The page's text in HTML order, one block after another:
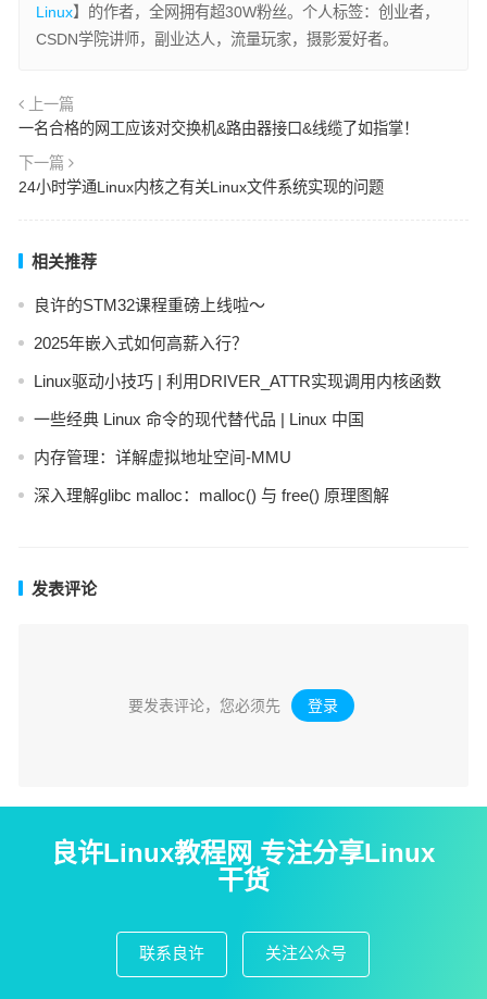
Linux】的作者，全网拥有超30W粉丝。个人标签：创业者，
CSDN学院讲师，副业达人，流量玩家，摄影爱好者。
上一篇
一名合格的网工应该对交换机&路由器接口&线缆了如指掌！
下一篇
24小时学通Linux内核之有关Linux文件系统实现的问题
相关推荐
良许的STM32课程重磅上线啦～
2025年嵌入式如何高薪入行？
Linux驱动小技巧 | 利用DRIVER_ATTR实现调用内核函数
一些经典 Linux 命令的现代替代品 | Linux 中国
内存管理：详解虚拟地址空间-MMU
深入理解glibc malloc：malloc() 与 free() 原理图解
发表评论
要发表评论，您必须先 登录 。
良许Linux教程网 专注分享Linux
干货
联系良许 关注公众号